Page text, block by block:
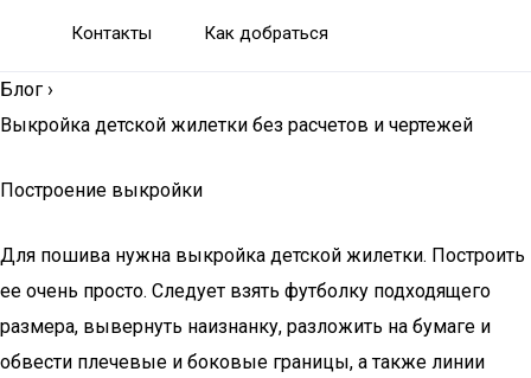
Контакты Как добраться
Блог ›
Выкройка детской жилетки без расчетов и чертежей
Построение выкройки
Для пошива нужна выкройка детской жилетки. Построить
ее очень просто. Следует взять футболку подходящего
размера, вывернуть наизнанку, разложить на бумаге и
обвести плечевые и боковые границы, а также линии